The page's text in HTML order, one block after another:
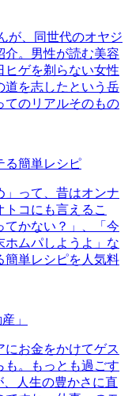
が、同世代のオヤジ
介。男性が読む美容
ヒゲを剃らない女性
道を志したという岳
てのリアルそのもの
る簡単レシピ
」って、昔はオンナ
コにも言えるこ
てかない？」、「今
ホムパしようよ」な
簡単レシピを人気料
」
にお金をかけてゲス
も。もっとも過ごす
、人生の豊かさに直